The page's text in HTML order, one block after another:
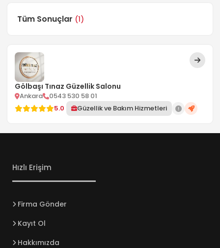
Tüm Sonuçlar (1)
Gölbaşı Tınaz Güzellik Salonu
Ankara
0543 530 58 01
5.0
Güzellik ve Bakım Hizmetleri
Hızlı Erişim
Firma Gönder
Kayıt Ol
Hakkımızda